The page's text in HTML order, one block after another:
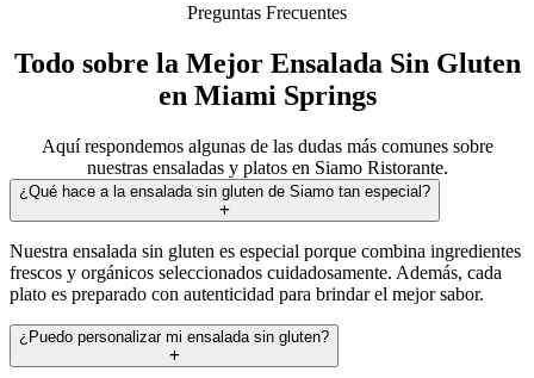
Preguntas Frecuentes
Todo sobre la Mejor Ensalada Sin Gluten
en Miami Springs
Aquí respondemos algunas de las dudas más comunes sobre
nuestras ensaladas y platos en Siamo Ristorante.
¿Qué hace a la ensalada sin gluten de Siamo tan especial?
Nuestra ensalada sin gluten es especial porque combina ingredientes
frescos y orgánicos seleccionados cuidadosamente. Además, cada
plato es preparado con autenticidad para brindar el mejor sabor.
¿Puedo personalizar mi ensalada sin gluten?